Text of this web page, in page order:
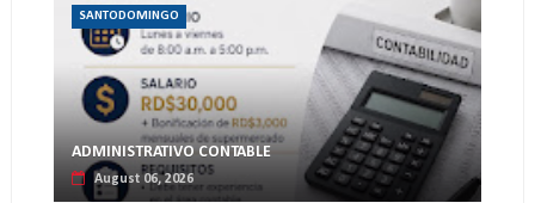
SANTODOMINGO
ADMINISTRATIVO CONTABLE
August 06, 2026